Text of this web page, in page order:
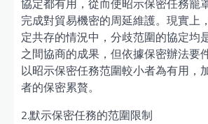
協定都有用，從而使昭示保密任務籠
完成對貿易機密的周延維護。現實上
定共存的情況中，分歧范圍的協定均
之間協商的成果，但依據保密辦法要
以昭示保密任務范圍較小者為有用，
者的保密累贅。
2.默示保密任務的范圍限制